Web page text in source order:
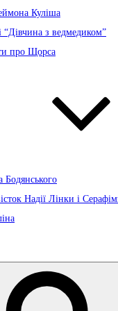
Куліша
“Дівчина з ведмедиком”
про Щорса
Бодянського
Надії Лінки і